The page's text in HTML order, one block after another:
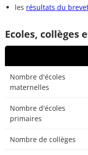
les résultats du
Ecoles, collèges
Nombre d'écoles
maternelles
Nombre d'écoles
primaires
Nombre de collèges